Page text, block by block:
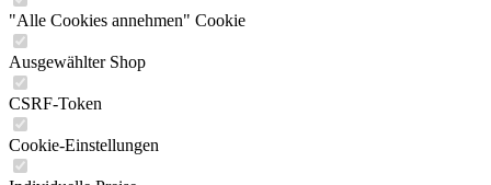
"Alle Cookies annehmen" Cookie
Ausgewählter Shop
CSRF-Token
Cookie-Einstellungen